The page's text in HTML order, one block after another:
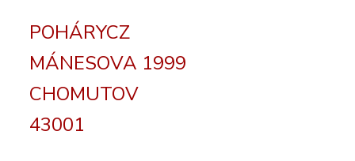
POHÁRYCZ
MÁNESOVA 1999
CHOMUTOV
43001